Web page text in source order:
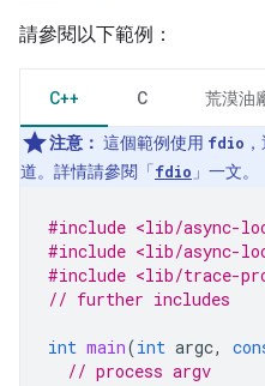
請參閱以下範例：
C++ C 荒漠油
注意： 這個範例使用 fdio
道。詳情請參閱「 fdio 」一文。
#include <lib/async-
#include <lib/async-
#include <lib/trace-
// further includes
int main(int argc,
// process argv